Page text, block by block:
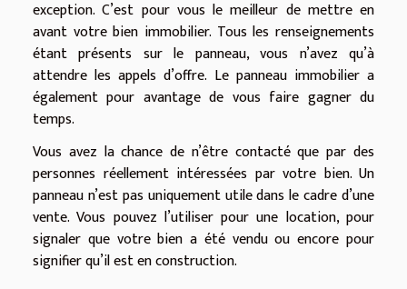
exception. C’est pour vous le meilleur de mettre en
avant votre bien immobilier. Tous les renseignements
étant présents sur le panneau, vous n’avez qu’à
attendre les appels d’offre. Le panneau immobilier a
également pour avantage de vous faire gagner du
temps.
Vous avez la chance de n’être contacté que par des
personnes réellement intéressées par votre bien. Un
panneau n’est pas uniquement utile dans le cadre d’une
vente. Vous pouvez l’utiliser pour une location, pour
signaler que votre bien a été vendu ou encore pour
signifier qu’il est en construction.